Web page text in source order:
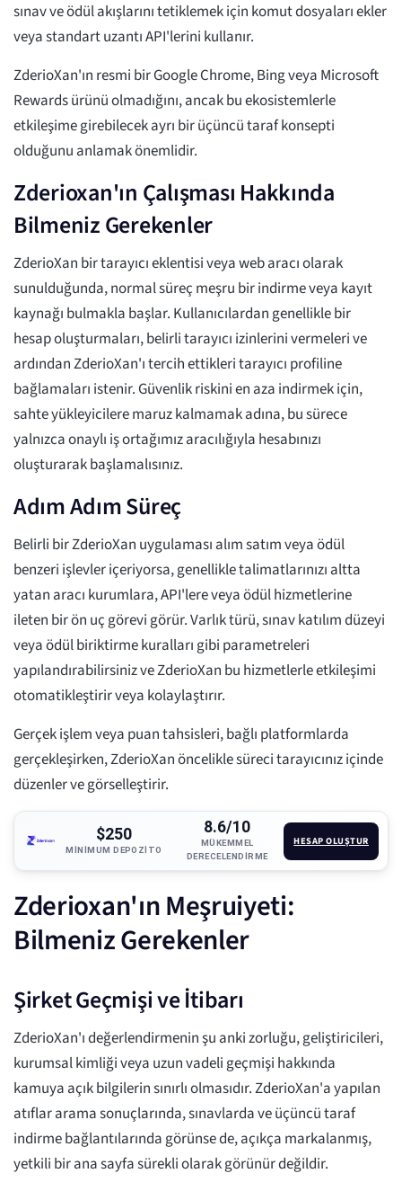
sınav ve ödül akışlarını tetiklemek için komut dosyaları ekler
veya standart uzantı API'lerini kullanır.
ZderioXan'ın resmi bir Google Chrome, Bing veya Microsoft
Rewards ürünü olmadığını, ancak bu ekosistemlerle
etkileşime girebilecek ayrı bir üçüncü taraf konsepti
olduğunu anlamak önemlidir.
Zderioxan'ın Çalışması Hakkında
Bilmeniz Gerekenler
ZderioXan bir tarayıcı eklentisi veya web aracı olarak
sunulduğunda, normal süreç meşru bir indirme veya kayıt
kaynağı bulmakla başlar. Kullanıcılardan genellikle bir
hesap oluşturmaları, belirli tarayıcı izinlerini vermeleri ve
ardından ZderioXan'ı tercih ettikleri tarayıcı profiline
bağlamaları istenir. Güvenlik riskini en aza indirmek için,
sahte yükleyicilere maruz kalmamak adına, bu sürece
yalnızca onaylı iş ortağımız aracılığıyla hesabınızı
oluşturarak başlamalısınız.
Adım Adım Süreç
Belirli bir ZderioXan uygulaması alım satım veya ödül
benzeri işlevler içeriyorsa, genellikle talimatlarınızı altta
yatan aracı kurumlara, API'lere veya ödül hizmetlerine
ileten bir ön uç görevi görür. Varlık türü, sınav katılım düzeyi
veya ödül biriktirme kuralları gibi parametreleri
yapılandırabilirsiniz ve ZderioXan bu hizmetlerle etkileşimi
otomatikleştirir veya kolaylaştırır.
Gerçek işlem veya puan tahsisleri, bağlı platformlarda
gerçekleşirken, ZderioXan öncelikle süreci tarayıcınız içinde
düzenler ve görselleştirir.
$250
MINIMUM DEPOZITO
8.6/10
MÜKEMMEL
DERECELENDIRME
HESAP OLUŞTUR
Zderioxan'ın Meşruiyeti:
Bilmeniz Gerekenler
Şirket Geçmişi ve İtibarı
ZderioXan'ı değerlendirmenin şu anki zorluğu, geliştiricileri,
kurumsal kimliği veya uzun vadeli geçmişi hakkında
kamuya açık bilgilerin sınırlı olmasıdır. ZderioXan'a yapılan
atıflar arama sonuçlarında, sınavlarda ve üçüncü taraf
indirme bağlantılarında görünse de, açıkça markalanmış,
yetkili bir ana sayfa sürekli olarak görünür değildir.